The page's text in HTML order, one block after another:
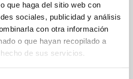
que haga del sitio web con
sociales, publicidad y análisis
con otra información
o que hayan recopilado a
de sus servicios.
de fijación para la
y de plantas